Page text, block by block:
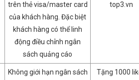
trên thẻ visa/master card
của khách hàng. Đặc biệt
khách hàng có thể linh
động điều chỉnh ngân
sách quảng cáo
top3.vn
Không giới hạn ngân sách
Tặng 1000